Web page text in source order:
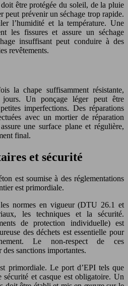
être protégée du soleil, de la pluie
peut prévenir un séchage trop rapide.
l’humidité et la température. Une
les fissures et assure un séchage
insuffisant peut conduire à des
revêtements.
la chape suffisamment résistante,
Un ponçage léger peut être
imperfections. Des réparations
avec un mortier de réparation
une surface plane et régulière,
final.
et sécurité
est soumise à des réglementations
est primordiale.
normes en vigueur (DTU 26.1 et
les techniques et la sécurité.
de protection individuelle) est
des déchets est essentielle pour
Le non-respect de ces
sanctions importantes.
primordiale. Le port d’EPI tels que
sécurité et casque est obligatoire. Un